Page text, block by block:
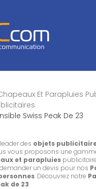
Et Parapluies
Swiss Peak De 23
des objets
vous proposons une
et parapluies
un devis pour nos
. Découvrez notre
de 23